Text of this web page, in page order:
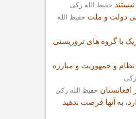
حفیظ الله زکی
دولت و ملت حفیظ الله
با گروه های تروریستی
نظام و جمهوریت و مبارزه
افغانستان حفیظ الله زکی
به آنها فرصت ندهید